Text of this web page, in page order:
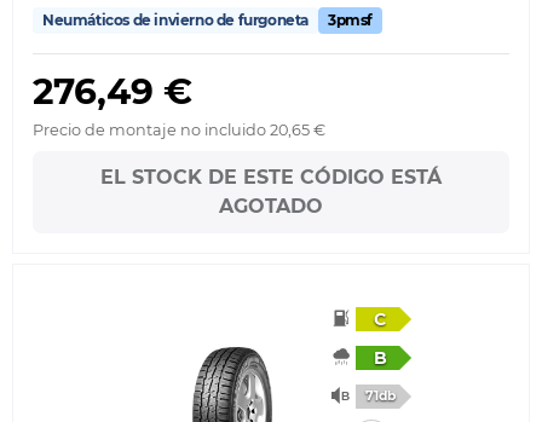
Neumáticos de invierno de furgoneta 3pmsf
276,49 €
Precio de montaje no incluido 20,65 €
EL STOCK DE ESTE CÓDIGO ESTÁ
AGOTADO
C
B
71db